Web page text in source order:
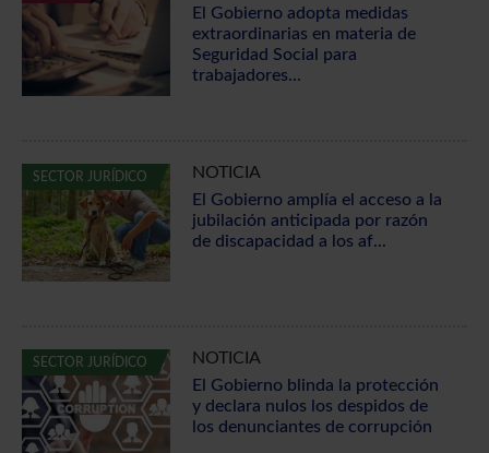
El Gobierno adopta medidas
extraordinarias en materia de
Seguridad Social para
trabajadores...
SECTOR JURÍDICO
NOTICIA
El Gobierno amplía el acceso a la
jubilación anticipada por razón
de discapacidad a los af...
SECTOR JURÍDICO
NOTICIA
El Gobierno blinda la protección
y declara nulos los despidos de
los denunciantes de corrupción